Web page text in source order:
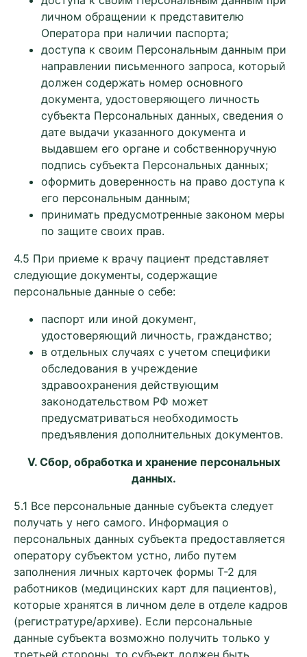
личном обращении к представителю
Оператора при наличии паспорта;
доступа к своим Персональным данным при
направлении письменного запроса, который
должен содержать номер основного
документа, удостоверяющего личность
субъекта Персональных данных, сведения о
дате выдачи указанного документа и
выдавшем его органе и собственноручную
подпись субъекта Персональных данных;
оформить доверенность на право доступа к
его персональным данным;
принимать предусмотренные законом меры
по защите своих прав.
4.5 При приеме к врачу пациент представляет
следующие документы, содержащие
персональные данные о себе:
паспорт или иной документ,
удостоверяющий личность, гражданство;
в отдельных случаях с учетом специфики
обследования в учреждение
здравоохранения действующим
законодательством РФ может
предусматриваться необходимость
предъявления дополнительных документов.
V. Сбор, обработка и хранение персональных
данных.
5.1 Все персональные данные субъекта следует
получать у него самого. Информация о
персональных данных субъекта предоставляется
оператору субъектом устно, либо путем
заполнения личных карточек формы Т-2 для
работников (медицинских карт для пациентов),
которые хранятся в личном деле в отделе кадров
(регистратуре/архиве). Если персональные
данные субъекта возможно получить только у
третьей стороны, то субъект должен быть